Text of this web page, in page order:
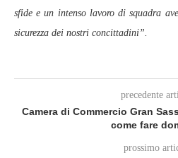
sfide e un intenso lavoro di squadra
sicurezza dei nostri concittadini”.
precedente
Camera di Commercio Gran
come fare
prossimo